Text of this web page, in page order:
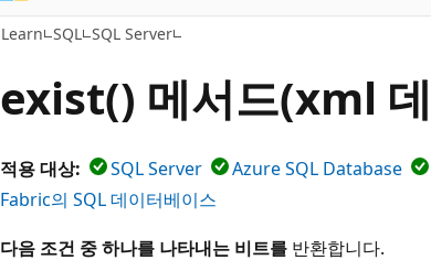
너
뛰
Learn SQL SQL Server
exist() 메서드(xml
적용 대상: SQL Server Azure SQL Database
Fabric의 SQL 데이터베이스
다음 조건 중 하나를 나타내는 비트를 반환합니다.